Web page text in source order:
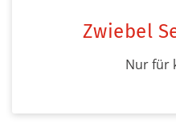
Zwiebel
Nur für